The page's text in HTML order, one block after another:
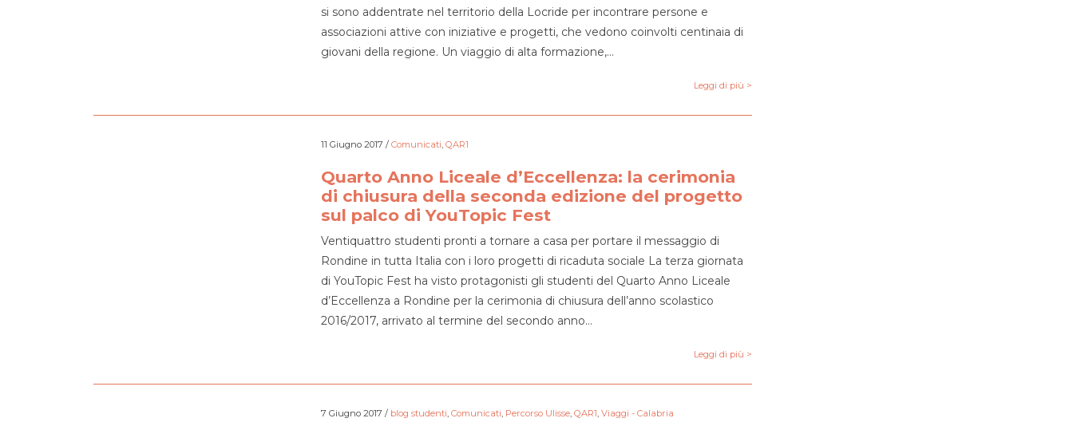
si sono addentrate nel territorio della Locride per incontrare persone e
associazioni attive con iniziative e progetti, che vedono coinvolti centinaia di
giovani della regione. Un viaggio di alta formazione,…
Leggi di più >
11 Giugno 2017 / Comunicati, QAR1
Quarto Anno Liceale d’Eccellenza: la cerimonia
di chiusura della seconda edizione del progetto
sul palco di YouTopic Fest
Ventiquattro studenti pronti a tornare a casa per portare il messaggio di
Rondine in tutta Italia con i loro progetti di ricaduta sociale La terza giornata
di YouTopic Fest ha visto protagonisti gli studenti del Quarto Anno Liceale
d’Eccellenza a Rondine per la cerimonia di chiusura dell’anno scolastico
2016/2017, arrivato al termine del secondo anno…
Leggi di più >
7 Giugno 2017 / blog studenti, Comunicati, Percorso Ulisse, QAR1, Viaggi - Calabria